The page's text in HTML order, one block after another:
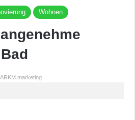
Wohnen
ARKM.marketing